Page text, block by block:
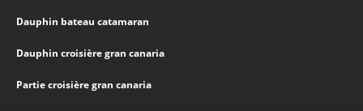
Dauphin bateau catamaran
Dauphin croisière gran canaria
Partie croisière gran canaria